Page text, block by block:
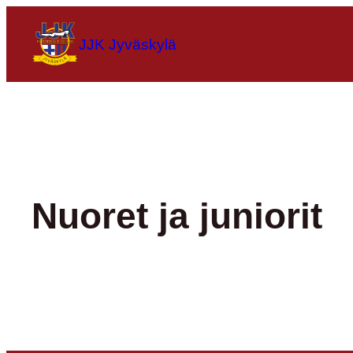
sisältöön
JJK Jyväskylä
Nuoret ja juniorit